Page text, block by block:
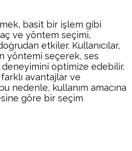
basit bir işlem gibi
ve yöntem seçimi,
etkiler. Kullanıcılar,
yöntemi seçerek, ses
deneyimini optimize edebilir.
avantajlar ve
nedenle, kullanım amacına
göre bir seçim